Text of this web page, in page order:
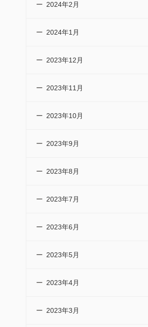
2024年2月
2024年1月
2023年12月
2023年11月
2023年10月
2023年9月
2023年8月
2023年7月
2023年6月
2023年5月
2023年4月
2023年3月